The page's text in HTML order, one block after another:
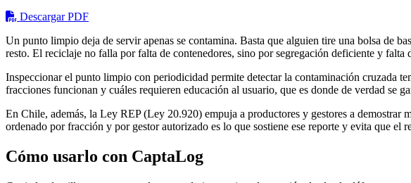
Descargar PDF
Un punto limpio deja de servir apenas se contamina. Basta que alguien tire una bolsa de
resto. El reciclaje no falla por falta de contenedores, sino por segregación deficiente y falta
Inspeccionar el punto limpio con periodicidad permite detectar la contaminación cruzada
fracciones funcionan y cuáles requieren educación al usuario, que es donde de verdad se
En Chile, además, la Ley REP (Ley 20.920) empuja a productores y gestores a
ordenado por fracción y por gestor autorizado es lo que sostiene ese reporte y evita que el
Cómo usarlo con CaptaLog